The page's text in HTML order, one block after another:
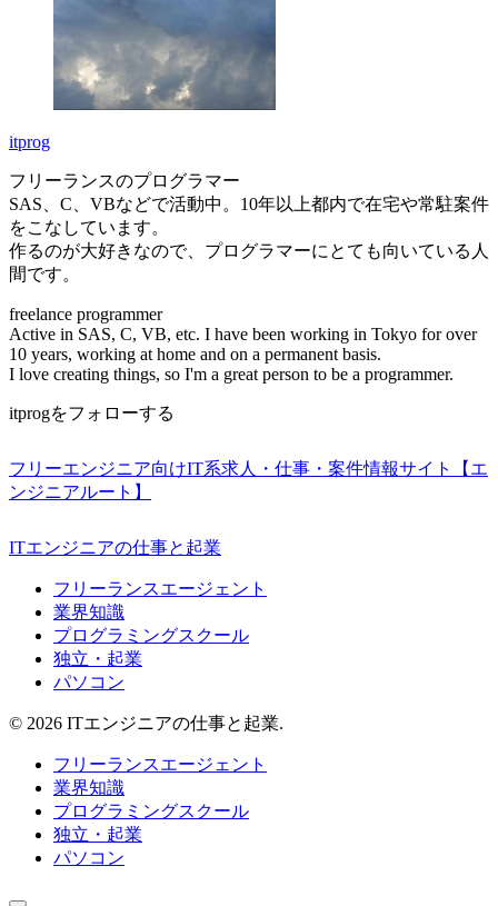
itprog
フリーランスのプログラマー
SAS、C、VBなどで活動中。10年以上都内で在宅や常駐案件
をこなしています。
作るのが大好きなので、プログラマーにとても向いている人
間です。
freelance programmer
Active in SAS, C, VB, etc. I have been working in Tokyo for over
10 years, working at home and on a permanent basis.
I love creating things, so I'm a great person to be a programmer.
itprogをフォローする
フリーエンジニア向けIT系求人・仕事・案件情報サイト【エ
ンジニアルート】
ITエンジニアの仕事と起業
フリーランスエージェント
業界知識
プログラミングスクール
独立・起業
パソコン
© 2026 ITエンジニアの仕事と起業.
フリーランスエージェント
業界知識
プログラミングスクール
独立・起業
パソコン